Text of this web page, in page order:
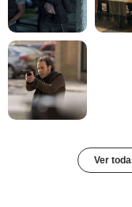
Ver